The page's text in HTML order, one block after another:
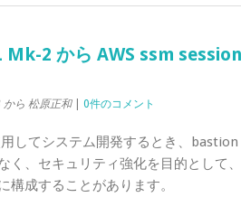
Mk-2 から AWS ssm
から 松原正和| 0件のコメント
用してシステム開発するとき、
く、セキュリティ強化を目的として
構成することがあります。